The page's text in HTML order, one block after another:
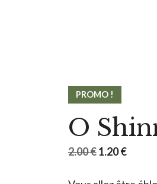
PROMO !
O
2.00€ Le
1.20€Le